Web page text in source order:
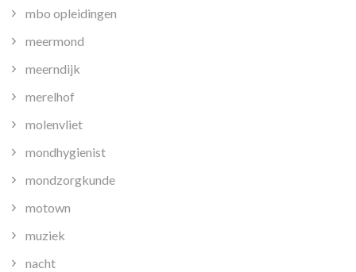
mbo opleidingen
meermond
meerndijk
merelhof
molenvliet
mondhygienist
mondzorgkunde
motown
muziek
nacht